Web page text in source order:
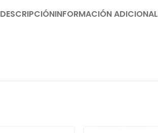
DESCRIPCIÓNINFORMACIÓN ADICIONAL